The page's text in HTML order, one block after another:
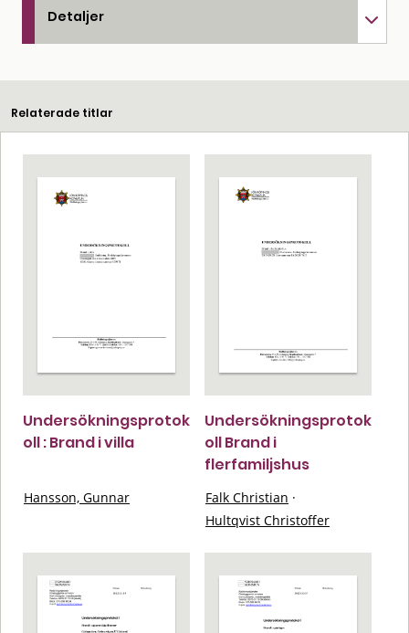
Detaljer
Relaterade titlar
Undersökningsprotok
oll : Brand i villa
Hansson, Gunnar
Undersökningsprotok
oll Brand i
flerfamiljshus
Falk Christian ·
Hultqvist Christoffer